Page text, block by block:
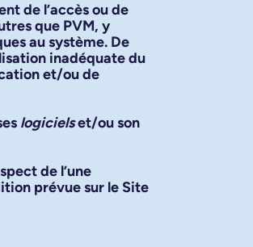
de l’accès ou de
que PVM, y
au système. De
inadéquate du
et/ou de
logicielset/ou son
de l’une
prévue sur le Site